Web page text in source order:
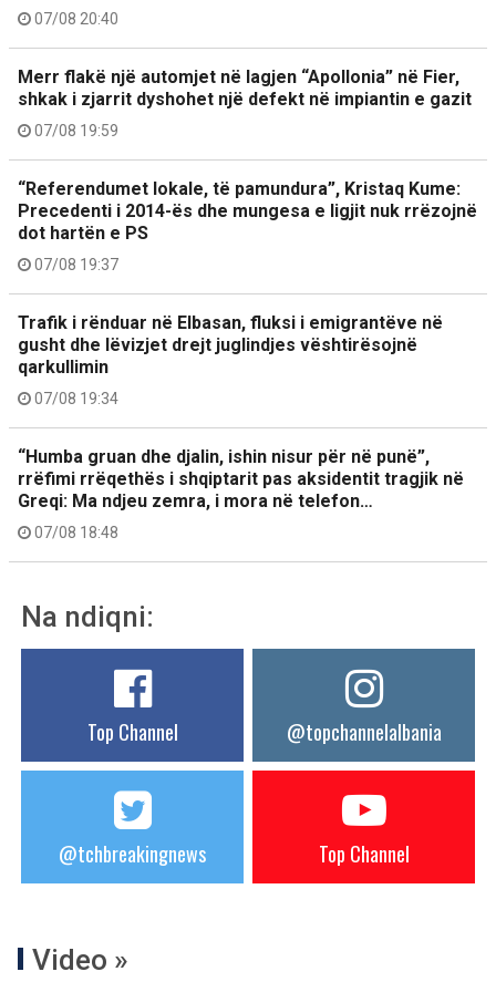
07/08 20:40
Merr flakë një automjet në lagjen “Apollonia” në Fier,
shkak i zjarrit dyshohet një defekt në impiantin e gazit
07/08 19:59
“Referendumet lokale, të pamundura”, Kristaq Kume:
Precedenti i 2014-ës dhe mungesa e ligjit nuk rrëzojnë
dot hartën e PS
07/08 19:37
Trafik i rënduar në Elbasan, fluksi i emigrantëve në
gusht dhe lëvizjet drejt juglindjes vështirësojnë
qarkullimin
07/08 19:34
“Humba gruan dhe djalin, ishin nisur për në punë”,
rrëfimi rrëqethës i shqiptarit pas aksidentit tragjik në
Greqi: Ma ndjeu zemra, i mora në telefon…
07/08 18:48
Na ndiqni:
Top Channel @topchannelalbania
@tchbreakingnews Top Channel
Video »